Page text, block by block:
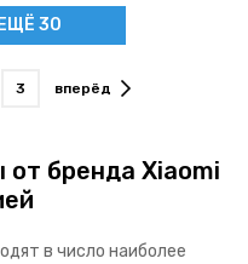
30
3 вперёд
бренда Xiaomi
в число наиболее